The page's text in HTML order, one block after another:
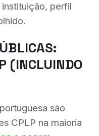
perfil
(INCLUINDO
são
CPLP na maioria